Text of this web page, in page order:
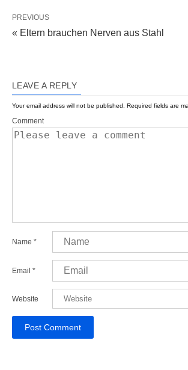
PREVIOUS
« Eltern brauchen Nerven aus Stahl
LEAVE A REPLY
Your email address will not be published. Required fields are
Comment
Name *
Email *
Website